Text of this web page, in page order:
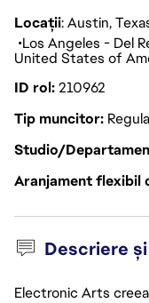
Locații: Austin,
Los Angeles - Del
United States of
ID rol210962
Tip muncitor
Studio/
Aranjament flexibil
Descriere
Electronic Arts